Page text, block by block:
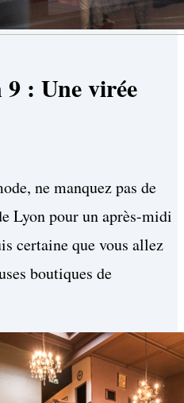
: Une virée
ne manquez pas de
Lyon pour un après-midi
certaine que vous allez
boutiques de